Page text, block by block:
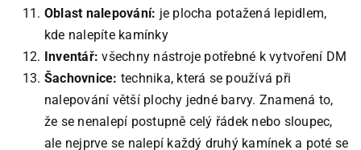
Oblast nalepování: je plocha potažená lepidlem,
kde nalepíte kamínky
Inventář: všechny nástroje potřebné k vytvoření DM
Šachovnice: technika, která se používá při
nalepování větší plochy jedné barvy. Znamená to,
že se nenalepí postupně celý řádek nebo sloupec,
ale nejprve se nalepí každý druhý kamínek a poté se